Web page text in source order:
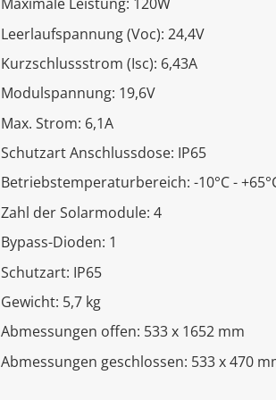
Leerlaufspannung (Voc): 24,4V
Kurzschlussstrom (Isc): 6,43A
Modulspannung: 19,6V
Max. Strom: 6,1A
Schutzart Anschlussdose: IP65
Betriebstemperaturbereich: -10°C -
Zahl der Solarmodule: 4
Bypass-Dioden: 1
Schutzart: IP65
Gewicht: 5,7 kg
Abmessungen offen: 533 x 1652 mm
Abmessungen geschlossen: 533 x 470